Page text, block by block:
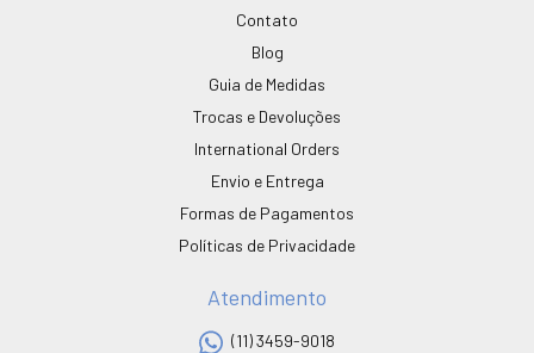
Contato
Blog
Guia de Medidas
Trocas e Devoluções
International Orders
Envio e Entrega
Formas de Pagamentos
Políticas de Privacidade
Atendimento
(11) 3459-9018